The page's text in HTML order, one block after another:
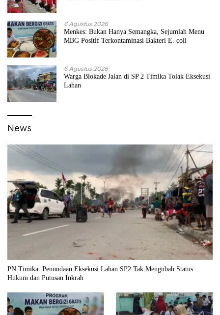
6 Agustus 2026
Menkes: Bukan Hanya Semangka, Sejumlah Menu
MBG Positif Terkontaminasi Bakteri E. coli
6 Agustus 2026
Warga Blokade Jalan di SP 2 Timika Tolak Eksekusi
Lahan
News
PN Timika: Penundaan Eksekusi Lahan SP2 Tak Mengubah Status
Hukum dan Putusan Inkrah